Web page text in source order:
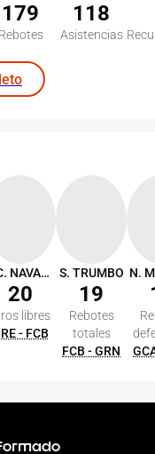
179
Rebotes
118
Asistencias
J.C. NAVARRO
20
libres
- FCB
S. TRUMBO
19
Rebotes
totales
FCB - GRN
N.